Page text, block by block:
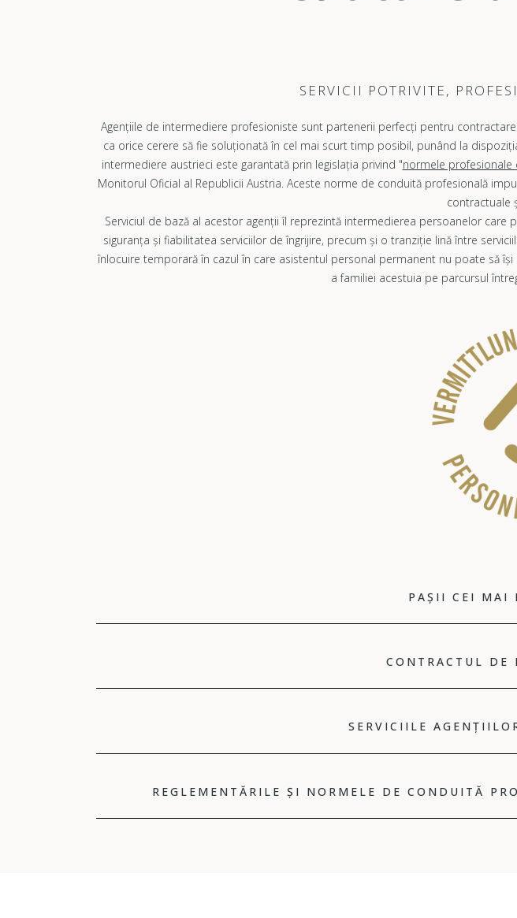
SERVICII POTRIVITE,
Agențiile de intermediere profesioniste sunt partenerii perfecți pentru
ca orice cerere să fie soluționată în cel mai scurt timp posibil, punând la
intermediere austrieci este garantată prin legislația privind "normele profesionale
Monitorul Oficial al Republicii Austria. Aceste norme de conduită profesională
contractuale
Serviciul de bază al acestor agenții îl reprezintă intermedierea persoanelor care
siguranța și fiabilitatea serviciilor de îngrijire, precum și o tranziție lină între
înlocuire temporară în cazul în care asistentul personal permanent nu poate să
a familiei acestuia pe parcursul
PAȘII CEI MAI
CONTRACTUL DE
SERVICIILE
REGLEMENTĂRILE ȘI NORMELE DE CONDUITĂ